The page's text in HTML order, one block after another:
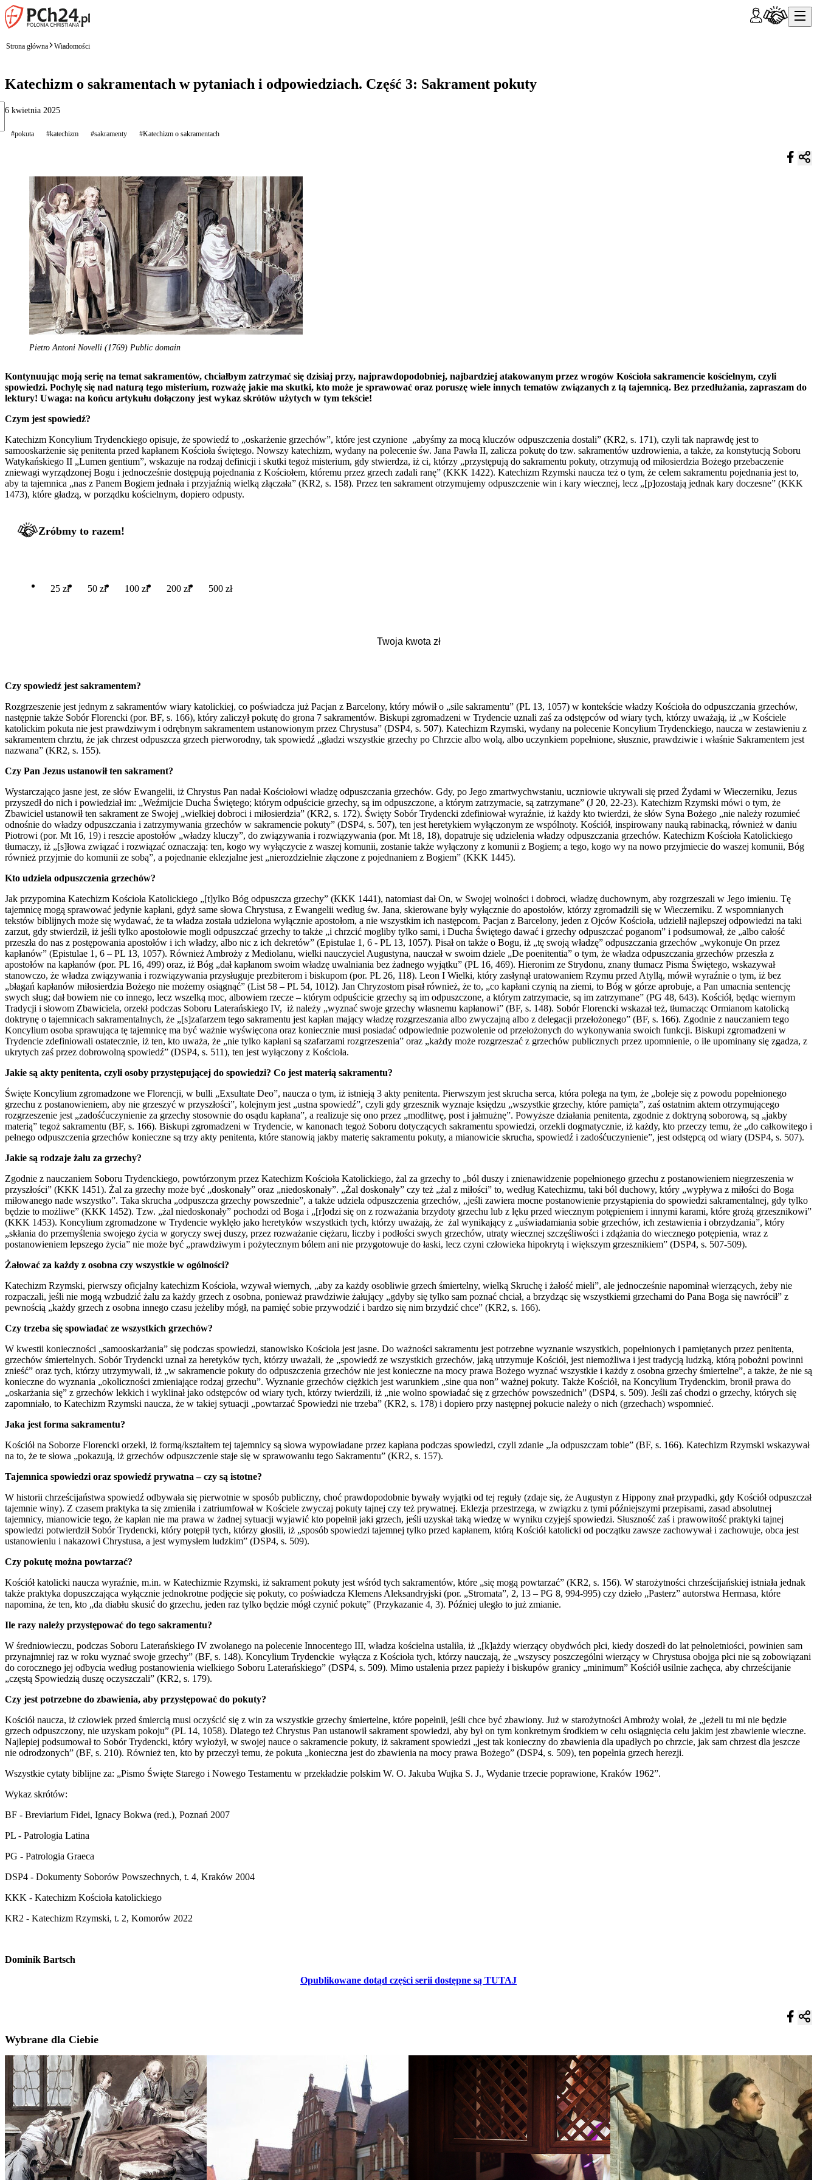
Strona główna Wiadomości
Katechizm o sakramentach w pytaniach i odpowiedziach. Część 3: Sakrament pokuty
6 kwietnia 2025
#pokuta #katechizm #sakramenty #Katechizm o sakramentach
Pietro Antoni Novelli (1769) Public domain
Kontynuując moją serię na temat sakramentów, chciałbym zatrzymać się dzisiaj przy, najprawdopodobniej, najbardziej atakowanym przez wrogów Kościoła sakramencie kościelnym, czyli
spowiedzi. Pochylę się nad naturą tego misterium, rozważę jakie ma skutki, kto może je sprawować oraz poruszę wiele innych tematów związanych z tą tajemnicą. Bez przedłużania, zapraszam do
lektury! Uwaga: na końcu artykułu dołączony jest wykaz skrótów użytych w tym tekście!
Czym jest spowiedź?
Katechizm Koncylium Trydenckiego opisuje, że spowiedź to „oskarżenie grzechów”, które jest czynione „abyśmy za mocą kluczów odpuszczenia dostali” (KR2, s. 171), czyli tak naprawdę jest to
samooskarżenie się penitenta przed kapłanem Kościoła świętego. Nowszy katechizm, wydany na polecenie św. Jana Pawła II, zalicza pokutę do tzw. sakramentów uzdrowienia, a także, za konstytucją Soboru
Watykańskiego II „Lumen gentium”, wskazuje na rodzaj definicji i skutki tegoż misterium, gdy stwierdza, iż ci, którzy „przystępują do sakramentu pokuty, otrzymują od miłosierdzia Bożego przebaczenie
zniewagi wyrządzonej Bogu i jednocześnie dostępują pojednania z Kościołem, któremu przez grzech zadali ranę” (KKK 1422). Katechizm Rzymski naucza też o tym, że celem sakramentu pojednania jest to,
aby ta tajemnica „nas z Panem Bogiem jednała i przyjaźnią wielką złączała” (KR2, s. 158). Przez ten sakrament otrzymujemy odpuszczenie win i kary wiecznej, lecz „[p]ozostają jednak kary doczesne” (KKK
1473), które gładzą, w porządku kościelnym, dopiero odpusty.
Zróbmy to razem!
25 zł 50 zł 100 zł 200 zł 500 zł
Czy spowiedź jest sakramentem?
Rozgrzeszenie jest jednym z sakramentów wiary katolickiej, co poświadcza już Pacjan z Barcelony, który mówił o „sile sakramentu” (PL 13, 1057) w kontekście władzy Kościoła do odpuszczania grzechów,
następnie także Sobór Florencki (por. BF, s. 166), który zaliczył pokutę do grona 7 sakramentów. Biskupi zgromadzeni w Trydencie uznali zaś za odstępców od wiary tych, którzy uważają, iż „w Kościele
katolickim pokuta nie jest prawdziwym i odrębnym sakramentem ustanowionym przez Chrystusa” (DSP4, s. 507). Katechizm Rzymski, wydany na polecenie Koncylium Trydenckiego, naucza w zestawieniu z
sakramentem chrztu, że jak chrzest odpuszcza grzech pierworodny, tak spowiedź „gładzi wszystkie grzechy po Chrzcie albo wolą, albo uczynkiem popełnione, słusznie, prawdziwie i właśnie Sakramentem jest
nazwana” (KR2, s. 155).
Czy Pan Jezus ustanowił ten sakrament?
Wystarczająco jasne jest, ze słów Ewangelii, iż Chrystus Pan nadał Kościołowi władzę odpuszczania grzechów. Gdy, po Jego zmartwychwstaniu, uczniowie ukrywali się przed Żydami w Wieczerniku, Jezus
przyszedł do nich i powiedział im: „Weźmijcie Ducha Świętego; którym odpuścicie grzechy, są im odpuszczone, a którym zatrzymacie, są zatrzymane” (J 20, 22-23). Katechizm Rzymski mówi o tym, że
Zbawiciel ustanowił ten sakrament ze Swojej „wielkiej dobroci i miłosierdzia” (KR2, s. 172). Święty Sobór Trydencki zdefiniował wyraźnie, iż każdy kto twierdzi, że słów Syna Bożego „nie należy rozumieć
odnośnie do władzy odpuszczania i zatrzymywania grzechów w sakramencie pokuty” (DSP4, s. 507), ten jest heretykiem wyłączonym ze wspólnoty. Kościół, inspirowany nauką rabinacką, również w daniu
Piotrowi (por. Mt 16, 19) i reszcie apostołów „władzy kluczy”, do związywania i rozwiązywania (por. Mt 18, 18), dopatruje się udzielenia władzy odpuszczania grzechów. Katechizm Kościoła Katolickiego
tłumaczy, iż „[s]łowa związać i rozwiązać oznaczają: ten, kogo wy wyłączycie z waszej komunii, zostanie także wyłączony z komunii z Bogiem; a tego, kogo wy na nowo przyjmiecie do waszej komunii, Bóg
również przyjmie do komunii ze sobą”, a pojednanie eklezjalne jest „nierozdzielnie złączone z pojednaniem z Bogiem” (KKK 1445).
Kto udziela odpuszczenia grzechów?
Jak przypomina Katechizm Kościoła Katolickiego „[t]ylko Bóg odpuszcza grzechy” (KKK 1441), natomiast dał On, w Swojej wolności i dobroci, władzę duchownym, aby rozgrzeszali w Jego imieniu. Tę
tajemnicę mogą sprawować jedynie kapłani, gdyż same słowa Chrystusa, z Ewangelii według św. Jana, skierowane były wyłącznie do apostołów, którzy zgromadzili się w Wieczerniku. Z wspomnianych
tekstów biblijnych może się wydawać, że ta władza została udzielona wyłącznie apostołom, a nie wszystkim ich następcom. Pacjan z Barcelony, jeden z Ojców Kościoła, udzielił najlepszej odpowiedzi na taki
zarzut, gdy stwierdził, iż jeśli tylko apostołowie mogli odpuszczać grzechy to także „i chrzcić mogliby tylko sami, i Ducha Świętego dawać i grzechy odpuszczać poganom” i podsumował, że „albo całość
przeszła do nas z postępowania apostołów i ich władzy, albo nic z ich dekretów” (Epistulae 1, 6 - PL 13, 1057). Pisał on także o Bogu, iż „tę swoją władzę” odpuszczania grzechów „wykonuje On przez
kapłanów” (Epistulae 1, 6 – PL 13, 1057). Również Ambroży z Mediolanu, wielki nauczyciel Augustyna, nauczał w swoim dziele „De poenitentia” o tym, że władza odpuszczania grzechów przeszła z
apostołów na kapłanów (por. PL 16, 499) oraz, iż Bóg „dał kapłanom swoim władzę uwalniania bez żadnego wyjątku” (PL 16, 469). Hieronim ze Strydonu, znany tłumacz Pisma Świętego, wskazywał
stanowczo, że władza związywania i rozwiązywania przysługuje prezbiterom i biskupom (por. PL 26, 118). Leon I Wielki, który zasłynął uratowaniem Rzymu przed Atyllą, mówił wyraźnie o tym, iż bez
„błagań kapłanów miłosierdzia Bożego nie możemy osiągnąć” (List 58 – PL 54, 1012). Jan Chryzostom pisał również, że to, „co kapłani czynią na ziemi, to Bóg w górze aprobuje, a Pan umacnia sentencję
swych sług; dał bowiem nie co innego, lecz wszelką moc, albowiem rzecze – którym odpuścicie grzechy są im odpuszczone, a którym zatrzymacie, są im zatrzymane” (PG 48, 643). Kościół, będąc wiernym
Tradycji i słowom Zbawiciela, orzekł podczas Soboru Laterańskiego IV, iż należy „wyznać swoje grzechy własnemu kapłanowi” (BF, s. 148). Sobór Florencki wskazał też, tłumacząc Ormianom katolicką
doktrynę o tajemnicach sakramentalnych, że „[s]zafarzem tego sakramentu jest kapłan mający władzę rozgrzeszania albo zwyczajną albo z delegacji przełożonego” (BF, s. 166). Zgodnie z nauczaniem tego
Koncylium osoba sprawująca tę tajemnicę ma być ważnie wyświęcona oraz koniecznie musi posiadać odpowiednie pozwolenie od przełożonych do wykonywania swoich funkcji. Biskupi zgromadzeni w
Trydencie zdefiniowali ostatecznie, iż ten, kto uważa, że „nie tylko kapłani są szafarzami rozgrzeszenia” oraz „każdy może rozgrzeszać z grzechów publicznych przez upomnienie, o ile upominany się zgadza, z
ukrytych zaś przez dobrowolną spowiedź” (DSP4, s. 511), ten jest wyłączony z Kościoła.
Jakie są akty penitenta, czyli osoby przystępującej do spowiedzi? Co jest materią sakramentu?
Święte Koncylium zgromadzone we Florencji, w bulli „Exsultate Deo”, naucza o tym, iż istnieją 3 akty penitenta. Pierwszym jest skrucha serca, która polega na tym, że „boleje się z powodu popełnionego
grzechu z postanowieniem, aby nie grzeszyć w przyszłości”, kolejnym jest „ustna spowiedź”, czyli gdy grzesznik wyznaje księdzu „wszystkie grzechy, które pamięta”, zaś ostatnim aktem otrzymującego
rozgrzeszenie jest „zadośćuczynienie za grzechy stosownie do osądu kapłana”, a realizuje się ono przez „modlitwę, post i jałmużnę”. Powyższe działania penitenta, zgodnie z doktryną soborową, są „jakby
materią” tegoż sakramentu (BF, s. 166). Biskupi zgromadzeni w Trydencie, w kanonach tegoż Soboru dotyczących sakramentu spowiedzi, orzekli dogmatycznie, iż każdy, kto przeczy temu, że „do całkowitego i
pełnego odpuszczenia grzechów konieczne są trzy akty penitenta, które stanowią jakby materię sakramentu pokuty, a mianowicie skrucha, spowiedź i zadośćuczynienie”, jest odstępcą od wiary (DSP4, s. 507).
Jakie są rodzaje żalu za grzechy?
Zgodnie z nauczaniem Soboru Trydenckiego, powtórzonym przez Katechizm Kościoła Katolickiego, żal za grzechy to „ból duszy i znienawidzenie popełnionego grzechu z postanowieniem niegrzeszenia w
przyszłości” (KKK 1451). Żal za grzechy może być „doskonały” oraz „niedoskonały”. „Żal doskonały” czy też „żal z miłości” to, według Katechizmu, taki ból duchowy, który „wypływa z miłości do Boga
miłowanego nade wszystko”. Taka skrucha „odpuszcza grzechy powszednie”, a także udziela odpuszczenia grzechów, „jeśli zawiera mocne postanowienie przystąpienia do spowiedzi sakramentalnej, gdy tylko
będzie to możliwe” (KKK 1452). Tzw. „żal niedoskonały” pochodzi od Boga i „[r]odzi się on z rozważania brzydoty grzechu lub z lęku przed wiecznym potępieniem i innymi karami, które grożą grzesznikowi”
(KKK 1453). Koncylium zgromadzone w Trydencie wyklęło jako heretyków wszystkich tych, którzy uważają, że żal wynikający z „uświadamiania sobie grzechów, ich zestawienia i obrzydzania”, który
„skłania do przemyślenia swojego życia w goryczy swej duszy, przez rozważanie ciężaru, liczby i podłości swych grzechów, utraty wiecznej szczęśliwości i zdążania do wiecznego potępienia, wraz z
postanowieniem lepszego życia” nie może być „prawdziwym i pożytecznym bólem ani nie przygotowuje do łaski, lecz czyni człowieka hipokrytą i większym grzesznikiem” (DSP4, s. 507-509).
Żałować za każdy z osobna czy wszystkie w ogólności?
Katechizm Rzymski, pierwszy oficjalny katechizm Kościoła, wzywał wiernych, „aby za każdy osobliwie grzech śmiertelny, wielką Skruchę i żałość mieli”, ale jednocześnie napominał wierzących, żeby nie
rozpaczali, jeśli nie mogą wzbudzić żalu za każdy grzech z osobna, ponieważ prawdziwie żałujący „gdyby się tylko sam poznać chciał, a brzydząc się wszystkiemi grzechami do Pana Boga się nawrócił” z
pewnością „każdy grzech z osobna innego czasu jeżeliby mógł, na pamięć sobie przywodzić i bardzo się nim brzydzić chce” (KR2, s. 166).
Czy trzeba się spowiadać ze wszystkich grzechów?
W kwestii konieczności „samooskarżania” się podczas spowiedzi, stanowisko Kościoła jest jasne. Do ważności sakramentu jest potrzebne wyznanie wszystkich, popełnionych i pamiętanych przez penitenta,
grzechów śmiertelnych. Sobór Trydencki uznał za heretyków tych, którzy uważali, że „spowiedź ze wszystkich grzechów, jaką utrzymuje Kościół, jest niemożliwa i jest tradycją ludzką, którą pobożni powinni
znieść” oraz tych, którzy utrzymywali, iż „w sakramencie pokuty do odpuszczenia grzechów nie jest konieczne na mocy prawa Bożego wyznać wszystkie i każdy z osobna grzechy śmiertelne”, a także, że nie są
konieczne do wyznania „okoliczności zmieniające rodzaj grzechu”. Wyznanie grzechów ciężkich jest warunkiem „sine qua non” ważnej pokuty. Także Kościół, na Koncylium Trydenckim, bronił prawa do
„oskarżania się” z grzechów lekkich i wyklinał jako odstępców od wiary tych, którzy twierdzili, iż „nie wolno spowiadać się z grzechów powszednich” (DSP4, s. 509). Jeśli zaś chodzi o grzechy, których się
zapomniało, to Katechizm Rzymski naucza, że w takiej sytuacji „powtarzać Spowiedzi nie trzeba” (KR2, s. 178) i dopiero przy następnej pokucie należy o nich (grzechach) wspomnieć.
Jaka jest forma sakramentu?
Kościół na Soborze Florencki orzekł, iż formą/kształtem tej tajemnicy są słowa wypowiadane przez kapłana podczas spowiedzi, czyli zdanie „Ja odpuszczam tobie” (BF, s. 166). Katechizm Rzymski wskazywał
na to, że te słowa „pokazują, iż grzechów odpuszczenie staje się w sprawowaniu tego Sakramentu” (KR2, s. 157).
Tajemnica spowiedzi oraz spowiedź prywatna – czy są istotne?
W historii chrześcijaństwa spowiedź odbywała się pierwotnie w sposób publiczny, choć prawdopodobnie bywały wyjątki od tej reguły (zdaje się, że Augustyn z Hippony znał przypadki, gdy Kościół odpuszczał
tajemnie winy). Z czasem praktyka ta się zmieniła i zatriumfował w Kościele zwyczaj pokuty tajnej czy też prywatnej. Eklezja przestrzega, w związku z tymi późniejszymi przepisami, zasad absolutnej
tajemnicy, mianowicie tego, że kapłan nie ma prawa w żadnej sytuacji wyjawić kto popełnił jaki grzech, jeśli uzyskał taką wiedzę w wyniku czyjejś spowiedzi. Słuszność zaś i prawowitość praktyki tajnej
spowiedzi potwierdził Sobór Trydencki, który potępił tych, którzy głosili, iż „sposób spowiedzi tajemnej tylko przed kapłanem, którą Kościół katolicki od początku zawsze zachowywał i zachowuje, obca jest
ustanowieniu i nakazowi Chrystusa, a jest wymysłem ludzkim” (DSP4, s. 509).
Czy pokutę można powtarzać?
Kościół katolicki naucza wyraźnie, m.in. w Katechizmie Rzymski, iż sakrament pokuty jest wśród tych sakramentów, które „się mogą powtarzać” (KR2, s. 156). W starożytności chrześcijańskiej istniała jednak
także praktyka dopuszczająca wyłącznie jednokrotne podjęcie się pokuty, co poświadcza Klemens Aleksandryjski (por. „Stromata”, 2, 13 – PG 8, 994-995) czy dzieło „Pasterz” autorstwa Hermasa, które
napomina, że ten, kto „da diabłu skusić do grzechu, jeden raz tylko będzie mógł czynić pokutę” (Przykazanie 4, 3). Później uległo to już zmianie.
Ile razy należy przystępować do tego sakramentu?
W średniowieczu, podczas Soboru Laterańskiego IV zwołanego na polecenie Innocentego III, władza kościelna ustaliła, iż „[k]ażdy wierzący obydwóch płci, kiedy doszedł do lat pełnoletniości, powinien sam
przynajmniej raz w roku wyznać swoje grzechy” (BF, s. 148). Koncylium Trydenckie wyłącza z Kościoła tych, którzy nauczają, że „wszyscy poszczególni wierzący w Chrystusa obojga płci nie są zobowiązani
do corocznego jej odbycia według postanowienia wielkiego Soboru Laterańskiego” (DSP4, s. 509). Mimo ustalenia przez papieży i biskupów granicy „minimum” Kościół usilnie zachęca, aby chrześcijanie
„częstą Spowiedzią duszę oczyszczali” (KR2, s. 179).
Czy jest potrzebne do zbawienia, aby przystępować do pokuty?
Kościół naucza, iż człowiek przed śmiercią musi oczyścić się z win za wszystkie grzechy śmiertelne, które popełnił, jeśli chce być zbawiony. Już w starożytności Ambroży wołał, że „jeżeli tu mi nie będzie
grzech odpuszczony, nie uzyskam pokoju” (PL 14, 1058). Dlatego też Chrystus Pan ustanowił sakrament spowiedzi, aby był on tym konkretnym środkiem w celu osiągnięcia celu jakim jest zbawienie wieczne.
Najlepiej podsumował to Sobór Trydencki, który wyłożył, w swojej nauce o sakramencie pokuty, iż sakrament spowiedzi „jest tak konieczny do zbawienia dla upadłych po chrzcie, jak sam chrzest dla jeszcze
nie odrodzonych” (BF, s. 210). Również ten, kto by przeczył temu, że pokuta „konieczna jest do zbawienia na mocy prawa Bożego” (DSP4, s. 509), ten popełnia grzech herezji.
Wszystkie cytaty biblijne za: „Pismo Święte Starego i Nowego Testamentu w przekładzie polskim W. O. Jakuba Wujka S. J., Wydanie trzecie poprawione, Kraków 1962”.
Wykaz skrótów:
BF - Breviarium Fidei, Ignacy Bokwa (red.), Poznań 2007
PL - Patrologia Latina
PG - Patrologia Graeca
DSP4 - Dokumenty Soborów Powszechnych, t. 4, Kraków 2004
KKK - Katechizm Kościoła katolickiego
KR2 - Katechizm Rzymski, t. 2, Komorów 2022
Dominik Bartsch
Opublikowane dotąd części serii dostępne są TUTAJ
Wybrane dla Ciebie